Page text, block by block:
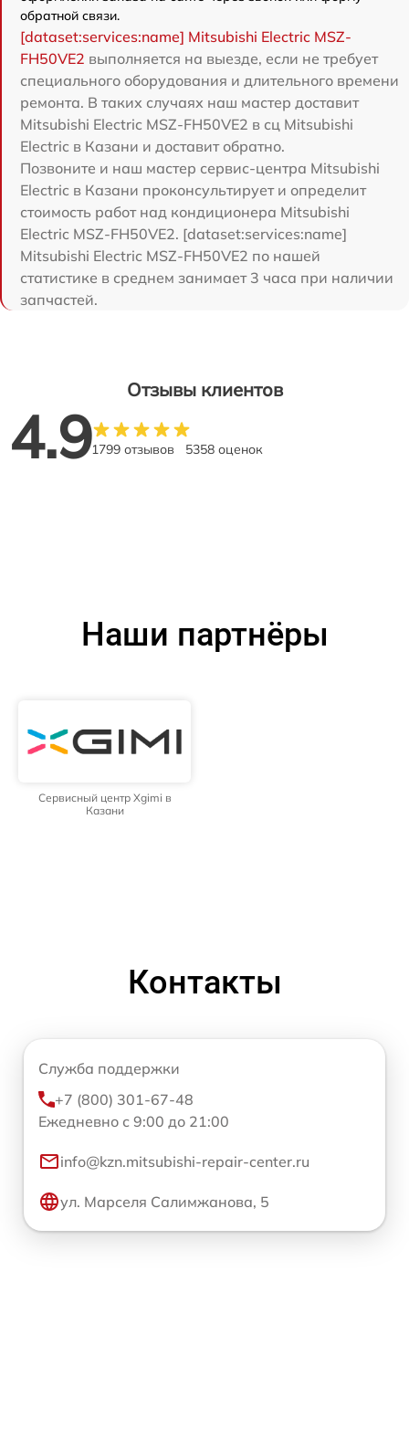
обратной связи.
[dataset:services:name] Mitsubishi Electric MSZ-
FH50VE2 выполняется на выезде, если не требует
специального оборудования и длительного времени
ремонта. В таких случаях наш мастер доставит
Mitsubishi Electric MSZ-FH50VE2 в сц Mitsubishi
Electric в Казани и доставит обратно.
Позвоните и наш мастер сервис-центра Mitsubishi
Electric в Казани проконсультирует и определит
стоимость работ над кондиционера Mitsubishi
Electric MSZ-FH50VE2. [dataset:services:name]
Mitsubishi Electric MSZ-FH50VE2 по нашей
статистике в среднем занимает 3 часа при наличии
запчастей.
Отзывы клиентов
4.91799 отзывов 5358 оценок
Наши партнёры
Сервисный центр Xgimi в
Казани
Контакты
Служба поддержки
+7 (800) 301-67-48
Ежедневно с 9:00 до 21:00
info@kzn.mitsubishi-repair-center.ru
ул. Марселя Салимжанова, 5